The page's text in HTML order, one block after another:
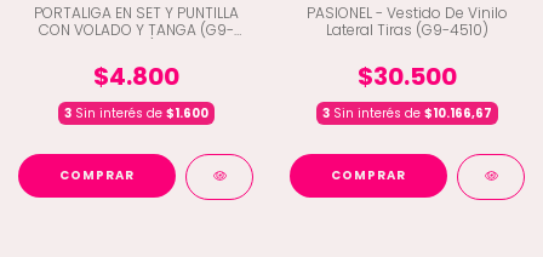
PORTALIGA EN SET Y PUNTILLA
CON VOLADO Y TANGA (G9-
$4.800
3Sin interés de $1.600
COMPRAR
PASIONEL - Vestido De Vinilo
Lateral Tiras (G9-4510)
$30.500
3 Sin interés de $10.166,67
COMPRAR